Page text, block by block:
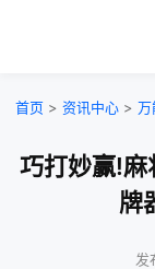
首页 > 资讯中心 > 万
巧打妙赢!麻
牌
发